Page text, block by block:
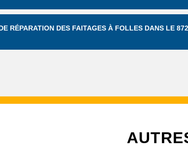
RÉPARATION DES FAITAGES À FOLLES DANS LE